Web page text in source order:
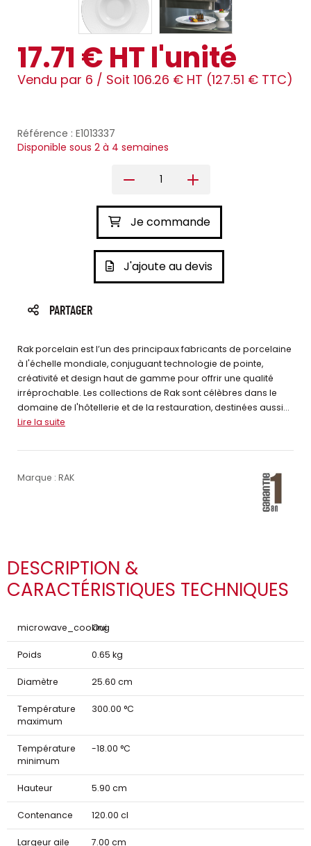
17.71 € HT l'unité
Vendu par 6 / Soit 106.26 € HT (127.51 € TTC)
Référence : E1013337
Disponible sous 2 à 4 semaines
Je commande
J'ajoute au devis
PARTAGER
Rak porcelain est l’un des principaux fabricants de porcelaine
à l'échelle mondiale, conjuguant technologie de pointe,
créativité et design haut de gamme pour offrir une qualité
irréprochable. Les collections de Rak sont célèbres dans le
domaine de l'hôtellerie et de la restauration, destinées aussi...
Lire la suite
Marque : RAK
DESCRIPTION &
CARACTÉRISTIQUES TECHNIQUES
microwave_cooking
Oui
Poids 0.65 kg
Diamètre 25.60 cm
Température
maximum
300.00 °C
Température
minimum
-18.00 °C
Hauteur 5.90 cm
Contenance 120.00 cl
Largeur aile 7.00 cm